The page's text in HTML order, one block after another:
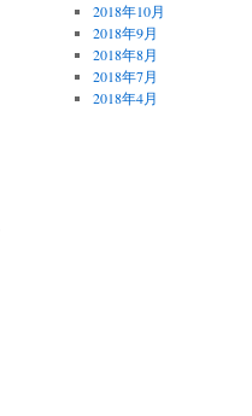
2018年10月
2018年9月
2018年8月
2018年7月
2018年4月